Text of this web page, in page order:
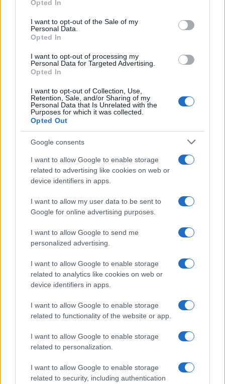
use your data for below specified purposes in below Google
consent section.
Opted In
I want to opt-out of the Sale of my
Personal Data.
Opted In
I want to opt-out of processing my
Personal Data for Targeted Advertising.
Opted In
I want to opt-out of Collection, Use,
Retention, Sale, and/or Sharing of my
Personal Data that Is Unrelated with the
Purposes for which it was collected.
Opted Out
Google consents
I want to allow Google to enable storage
related to advertising like cookies on web or
device identifiers in apps.
I want to allow my user data to be sent to
Google for online advertising purposes.
I want to allow Google to send me
personalized advertising.
I want to allow Google to enable storage
related to analytics like cookies on web or
device identifiers in apps.
I want to allow Google to enable storage
related to functionality of the website or app.
I want to allow Google to enable storage
related to personalization.
I want to allow Google to enable storage
related to security, including authentication
Cryptovaluta en bankwezen: Vietnam en Japan introduceren
strengere regels
Sven Bakker · 10 aug 2026
CRYPTOVALUTA
banencijfers
Sven Bakker · 9 aug 2026